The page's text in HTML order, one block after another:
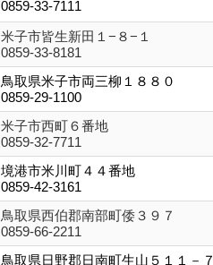
0859-33-7111
米子市皆生新田１−８−１
0859-33-8181
鳥取県米子市両三柳１８８０
0859-29-1100
米子市西町６番地
0859-32-7711
境港市米川町４４番地
0859-42-3161
鳥取県西伯郡南部町倭３９７
0859-66-2211
鳥取県日野郡日南町生山５１１－７